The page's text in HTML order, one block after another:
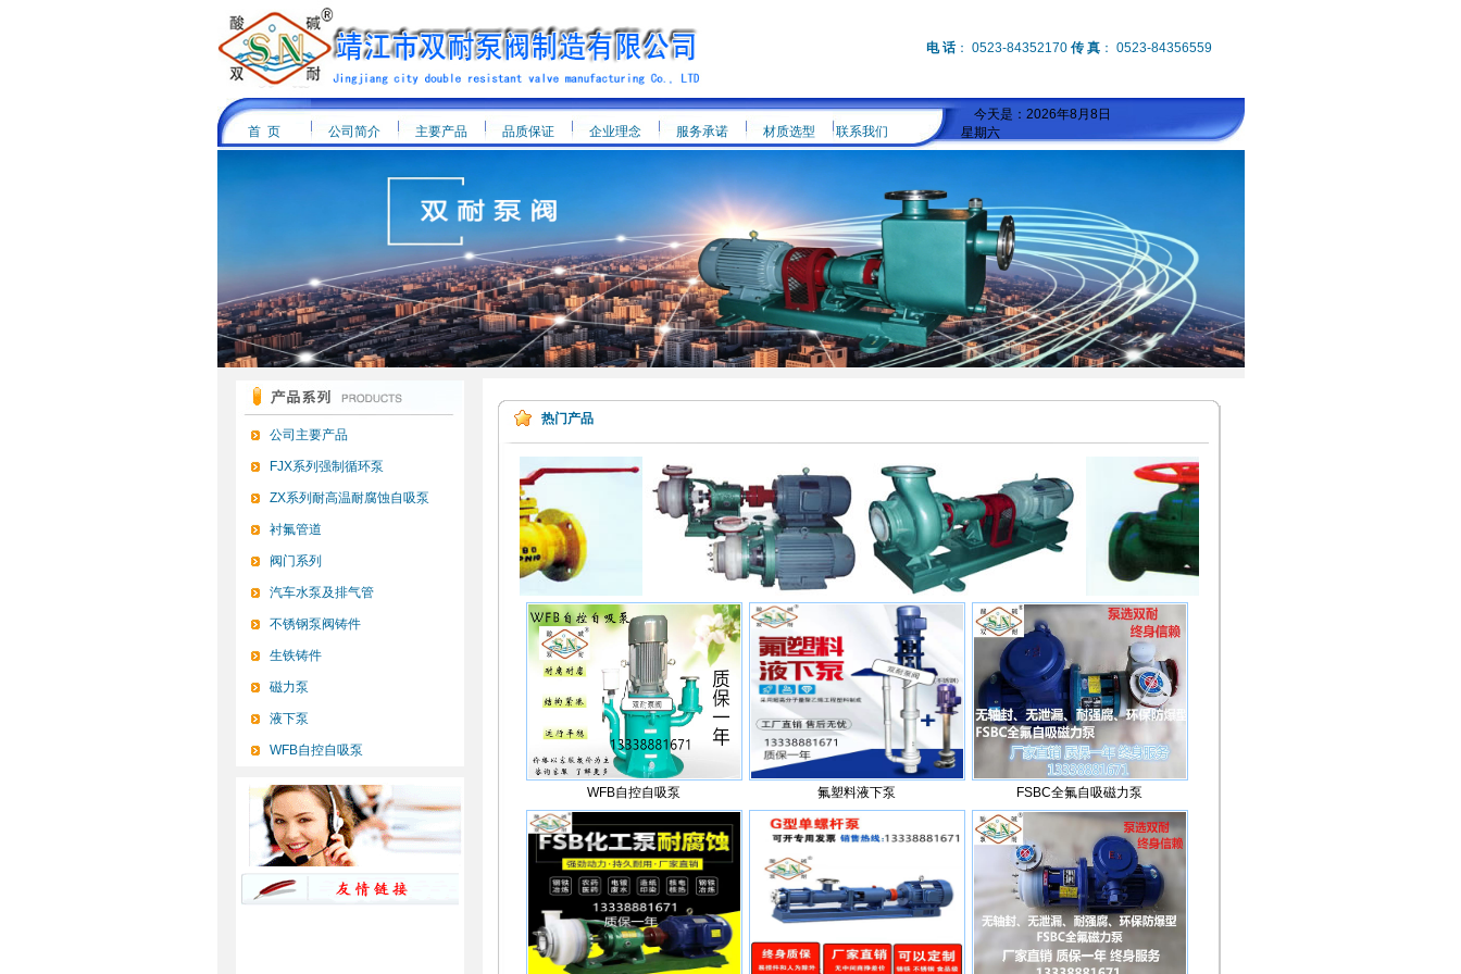
电 话： 0523-84352170 传 真： 0523-84356559
首 页 公司简介 主要产品 品质保证 企业理念 服务承诺 材质选型 联系我们
今天是：2026年8月8日
星期六
公司主要产品
FJX系列强制循环泵
ZX系列耐高温耐腐蚀自吸泵
衬氟管道
阀门系列
汽车水泵及排气管
不锈钢泵阀铸件
生铁铸件
磁力泵
液下泵
WFB自控自吸泵
热门产品
WFB自控自吸泵 氟塑料液下泵 FSBC全氟自吸磁力泵